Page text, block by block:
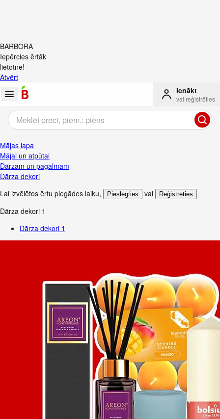
BARBORA
Iepērcies ērtāk
lietotnē!
Atvērt
Ienākt
vai reģistrēties
Mājas lapa
Mājai un atpūtai
Dārzam un pagalmam
Dārza dekori
Lai izvēlētos ērtu piegādes laiku, Pieslēgties vai Reģistrēties
Dārza dekori 1
Dārza dekori 1